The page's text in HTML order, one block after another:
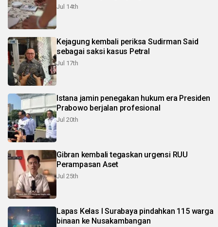
Jul 14th
Kejagung kembali periksa Sudirman Said
sebagai saksi kasus Petral
Jul 17th
Istana jamin penegakan hukum era Presiden
Prabowo berjalan profesional
Jul 20th
Gibran kembali tegaskan urgensi RUU
Perampasan Aset
Jul 25th
Lapas Kelas I Surabaya pindahkan 115 warga
binaan ke Nusakambangan